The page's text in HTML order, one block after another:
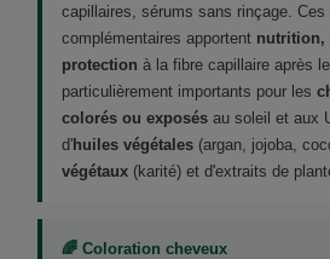
capillaires, sérums sans rinçage. Ces
complémentaires apportent nutrition,
protection à la fibre capillaire après
particulièrement importants pour les
colorés ou exposés au soleil et aux
d'huiles végétales (argan, jojoba,
végétaux (karité) et d'extraits de
🌈 Coloration cheveux